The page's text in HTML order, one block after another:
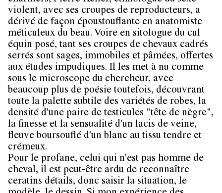
violent, avec ses croupes de reproducteurs, a
dérivé de façon époustouflante en anatomiste
méticuleux du beau. Voire en sitologue du cul
équin posé, tant ses croupes de chevaux cadrés
serrés sont sages, immobiles et pâmées, offertes
aux études impudiques. Il les met à nu comme
sous le microscope du chercheur, avec
beaucoup plus de poésie toutefois, découvrant
toute la palette subtile des variétés de robes, la
densité d'une paire de testicules "tête de nègre",
la finesse et la sensualité d'un lacis de veine,
fleuve boursouflé d'un blanc au tissu tendre et
crémeux.
Pour le profane, celui qui n'est pas homme de
cheval, il est peut-être ardu de reconnaître
ceratins détails, donc saisir la situation, le